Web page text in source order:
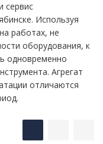
сервис
Используя
работах, не
оборудования, к
одновременно
Агрегат
отличаются